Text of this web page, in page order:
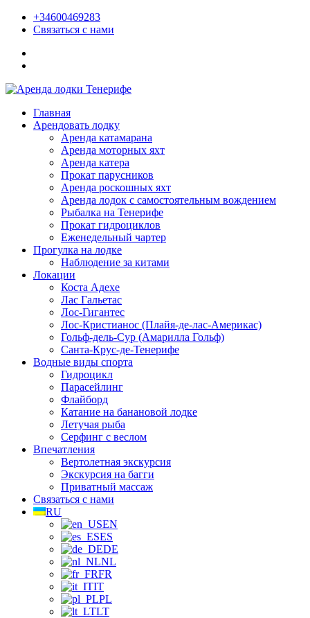
+34600469283
Связаться с нами
Главная
Арендовать лодку
Аренда катамарана
Аренда моторных яхт
Аренда катера
Прокат парусников
Аренда роскошных яхт
Аренда лодок с самостоятельным вождением
Рыбалка на Тенерифе
Прокат гидроциклов
Еженедельный чартер
Прогулка на лодке
Наблюдение за китами
Локации
Коста Адехе
Лас Гальетас
Лос-Гигантес
Лос-Кристианос (Плайя-де-лас-Америкас)
Гольф-дель-Сур (Амарилла Гольф)
Санта-Крус-де-Тенерифе
Водные виды спорта
Гидроцикл
Парасейлинг
Флайборд
Катание на банановой лодке
Летучая рыба
Серфинг с веслом
Впечатления
Вертолетная экскурсия
Экскурсия на багги
Приватный массаж
Связаться с нами
RU
EN
ES
DE
NL
FR
IT
PL
LT